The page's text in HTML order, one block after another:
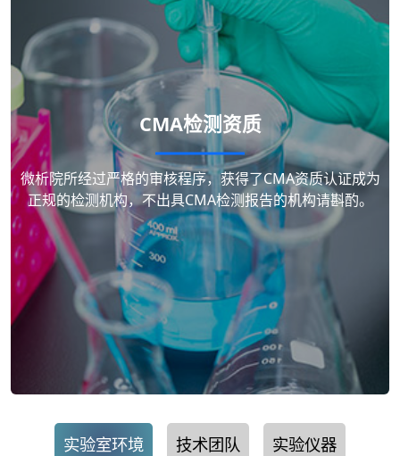
CMA检测资质
微析院所经过严格的审核程序，获得了CMA资质认证成为
正规的检测机构，不出具CMA检测报告的机构请斟酌。
实验室环境 技术团队 实验仪器